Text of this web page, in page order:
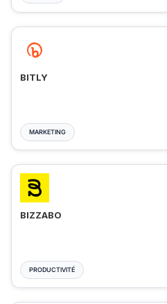
BITLY
MARKETING
BIZZABO
PRODUCTIVITÉ